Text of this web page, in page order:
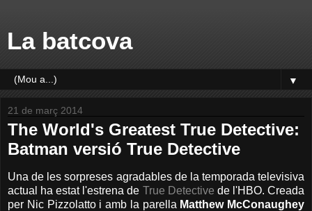
La batcova
▼
21 de març 2014
The World's Greatest True Detective:
Batman versió True Detective
Una de les sorpreses agradables de la temporada televisiva
actual ha estat l'estrena de True Detective de l'HBO. Creada
per Nic Pizzolatto i amb la parella Matthew McConaughey